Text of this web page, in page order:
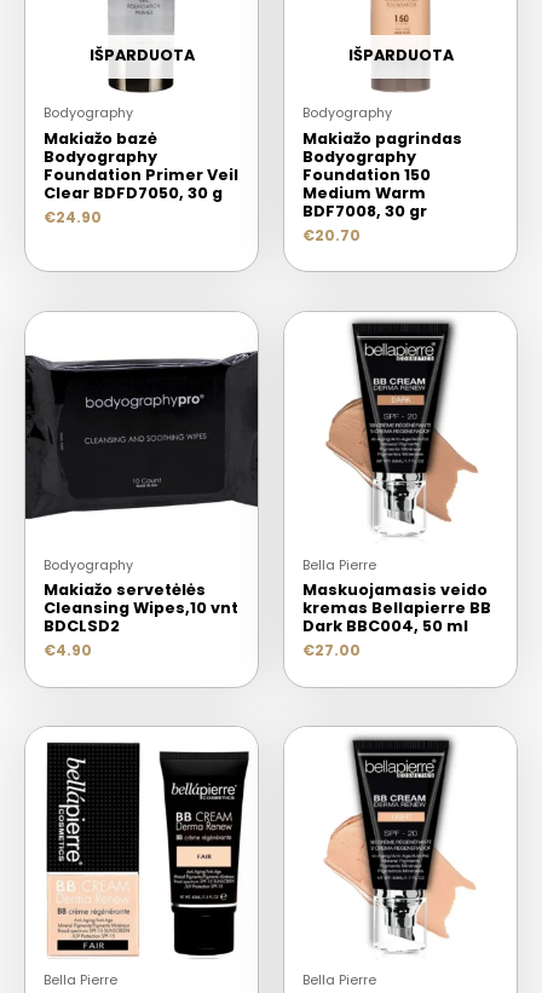
IŠPARDUOTA
Bodyography
Makiažo bazė
Bodyography
Foundation Primer Veil
Clear BDFD7050, 30 g
€24.90
IŠPARDUOTA
Bodyography
Makiažo pagrindas
Bodyography
Foundation 150
Medium Warm
BDF7008, 30 gr
€20.70
Bodyography
Makiažo servetėlės
Cleansing Wipes,10 vnt
BDCLSD2
€4.90
Bella Pierre
Maskuojamasis veido
kremas Bellapierre BB
Dark BBC004, 50 ml
€27.00
Bella Pierre Bella Pierre